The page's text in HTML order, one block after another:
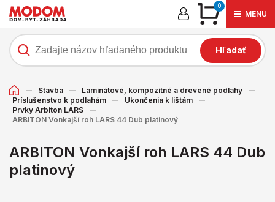
0
MENU
Hľadať
Stavba
Laminátové, kompozitné a drevené podlahy
Príslušenstvo k podlahám
Ukončenia k lištám
Prvky Arbiton LARS
ARBITON Vonkajší roh LARS 44 Dub platinový
ARBITON Vonkajší roh LARS 44 Dub
platinový